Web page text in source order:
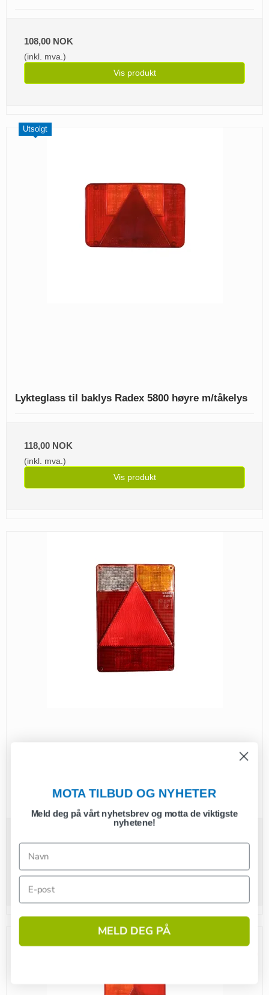
108,00 NOK
(inkl. mva.)
Vis produkt
Utsolgt
Lykteglass til baklys Radex 5800 høyre m/tåkelys
118,00 NOK
(inkl. mva.)
Vis produkt
190,00 NOK
(inkl. mva.)
Vis produkt
MOTA TILBUD OG NYHETER
Meld deg på vårt nyhetsbrev og motta de viktigste
nyhetene!
MELD DEG PÅ